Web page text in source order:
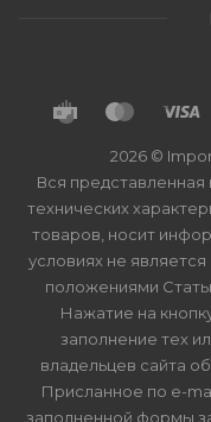
2026 ©
Вся
технических
товаров, носит
условиях не
положениями
Нажатие на
заполнение тех
владельцев сайта
Присланное по e-
заполненной формы